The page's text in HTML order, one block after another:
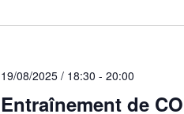
19/08/2025 / 18:30 - 20:00
Entraînement de